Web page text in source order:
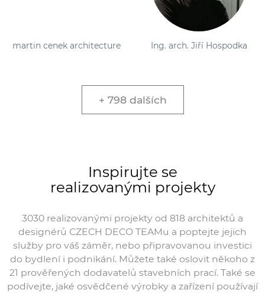
architecture Ing. arch. Jiří Hospodka
+ 798 dalších
Inspirujte se
realizovanými projekty
3030 realizovanými projekty od 818 architektů a
designérů CZECH DECO TEAMu a poptejte jejich
služby pro váš záměr, nebo připravovanou investici
do bydlení i podnikání. Můžete také oslovit někoho z
21 prověřených dodavatelů stavebních prací. Také se
podívejte, jaké osvědčené výrobky a zařízení používají